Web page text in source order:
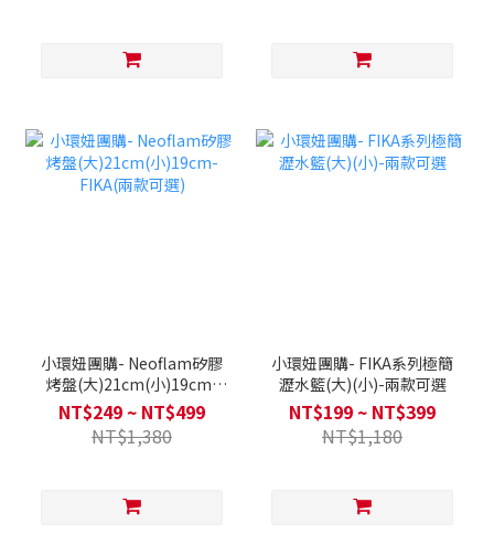
小環妞團購- Neoflam矽膠
烤盤(大)21cm(小)19cm-
FIKA(兩款可選)
NT$249 ~ NT$499
NT$1,380
小環妞團購- FIKA系列極簡
瀝水籃(大)(小)-兩款可選
NT$199 ~ NT$399
NT$1,180